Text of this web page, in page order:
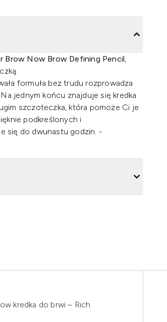
Brow Now Brow Defining Pencil,
formuła bez trudu rozprowadza
jednym końcu znajduje się kredka
szczoteczka, która pomoże Ci je
podkreślonych i
się do dwunastu godzin. -
kredka do brwi – Rich